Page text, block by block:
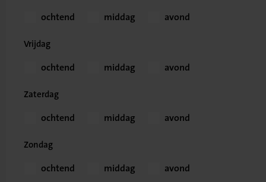
ochtend middag avond
Vrijdag
ochtend middag avond
Zaterdag
ochtend middag avond
Zondag
ochtend middag avond